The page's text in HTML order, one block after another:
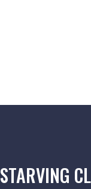
STARVING